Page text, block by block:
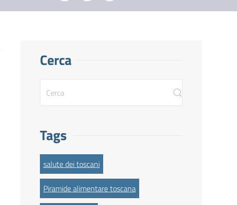
Cerca
Tags
salute dei toscani
Piramide alimentare toscana